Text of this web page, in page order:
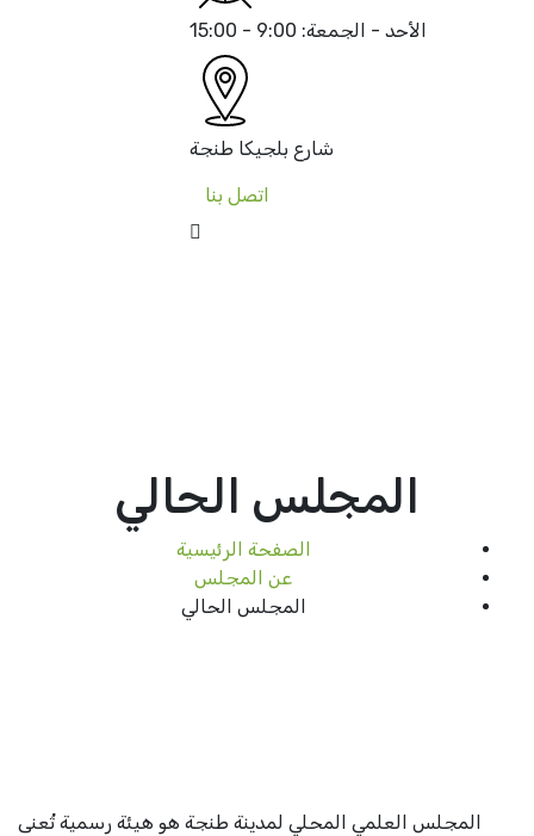
الأحد - الجمعة: 9:00 - 15:00
شارع بلجيكا طنجة
اتصل بنا
المجلس الحالي
الصفحة الرئيسية
عن المجلس
المجلس الحالي
المجلس العلمي المحلي لمدينة طنجة هو هيئة رسمية تُعنى